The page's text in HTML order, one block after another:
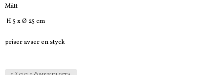
Mått
H 5 x Ø 25 cm
priser avser en styck